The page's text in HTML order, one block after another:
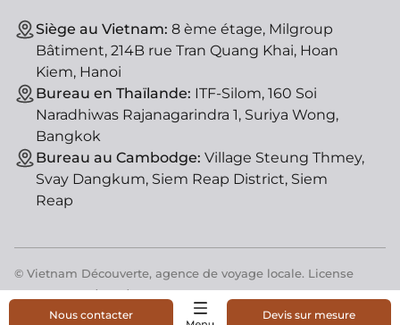
Nous contacter Devis sur mesure
Siège au Vietnam: 8 ème étage, Milgroup
Bâtiment, 214B rue Tran Quang Khai, Hoan
Kiem, Hanoi
Bureau en Thaïlande: ITF-Silom, 160 Soi
Naradhiwas Rajanagarindra 1, Suriya Wong,
Bangkok
Bureau au Cambodge: Village Steung Thmey,
Svay Dangkum, Siem Reap District, Siem
Reap
© Vietnam Découverte, agence de voyage locale. License
d'état : 01-182/2014/TCDL-GPLHQT